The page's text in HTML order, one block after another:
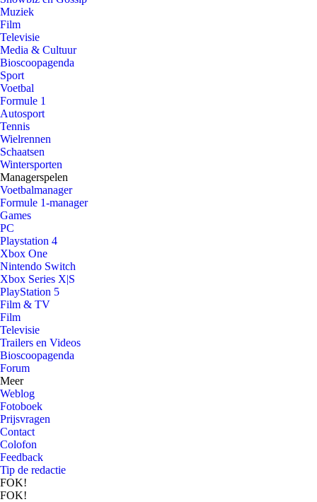
Muziek
Film
Televisie
Media & Cultuur
Bioscoopagenda
Sport
Voetbal
Formule 1
Autosport
Tennis
Wielrennen
Schaatsen
Wintersporten
Managerspelen
Voetbalmanager
Formule 1-manager
Games
PC
Playstation 4
Xbox One
Nintendo Switch
Xbox Series X|S
PlayStation 5
Film & TV
Film
Televisie
Trailers en Videos
Bioscoopagenda
Forum
Meer
Weblog
Fotoboek
Prijsvragen
Contact
Colofon
Feedback
Tip de redactie
FOK!
FOK!